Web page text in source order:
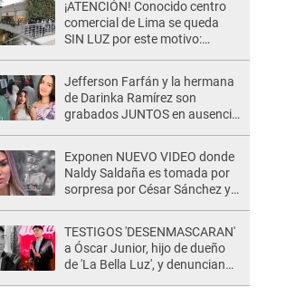
¡ATENCIÓN! Conocido centro
comercial de Lima se queda
SIN LUZ por este motivo:
Jefferson Farfán y la hermana
de Darinka Ramírez son
grabados JUNTOS en ausencia
Exponen NUEVO VIDEO donde
Naldy Saldaña es tomada por
sorpresa por César Sánchez y
TESTIGOS 'DESENMASCARAN'
a Óscar Junior, hijo de dueño
de 'La Bella Luz', y denuncian